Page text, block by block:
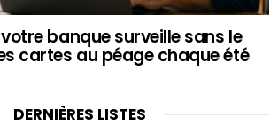
banque surveille sans le
cartes au péage chaque été
DERNIÈRES LISTES